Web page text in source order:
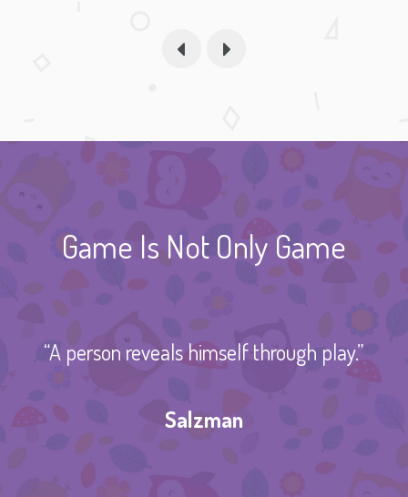
Game Is Not Only Game
“A person reveals himself through play.”
Salzman